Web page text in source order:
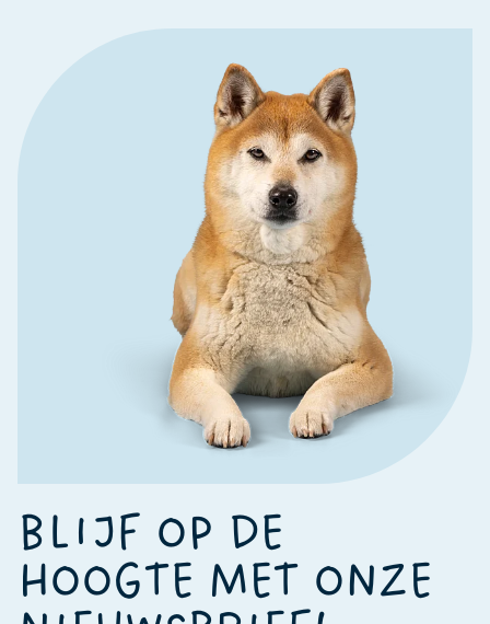
BLIJF OP DE
HOOGTE MET ONZE